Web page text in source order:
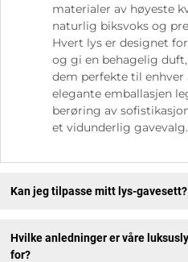
materialer av høyeste
naturlig biksvoks og
Hvert lys er designet
og gi en behagelig
dem perfekte til enhver
elegante emballasjen
berøring av
et vidunderlig gavevalg.
Kan jeg tilpasse mitt lys-gavesett?
Hvilke anledninger er våre
for?